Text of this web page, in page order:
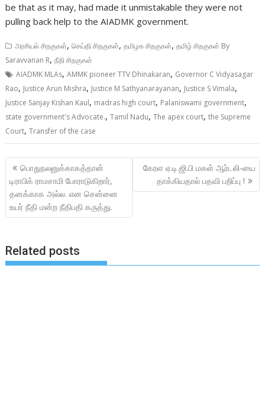
be that as it may, had made it unmistakable they were not
pulling back help to the AIADMK government.
அரசியல் சிறகுகள்,செய்தி சிறகுகள்,தமிழக சிறகுகள்,தமிழ் சிறகுகள் By
Saravvanan R,நீதி சிறகுகள்
AIADMK MLAs,AMMK pioneer TTV Dhinakaran, Governor C Vidyasagar
Rao, Justice Arun Mishra, Justice M Sathyanarayanan, Justice S Vimala,
Justice Sanjay Kishan Kaul, madras high court, Palaniswami government,
state government's Advocate.,Tamil Nadu,The apex court,the Supreme
Court,Transfer of the case
Post
navigation
பொதுநலனுக்காகத்தான்
டிராபிக் ராமசாமி போராடுகிறார்,
தனக்காக அல்ல. என சென்னை
உயர் நீதி மன்ற நீதிபதி கருத்து.
கேரள ஏ.டி.ஜி.பி மகள் ஆர்டலி-யை
தாக்கியதால் பதவி பறிப்பு !
Related posts